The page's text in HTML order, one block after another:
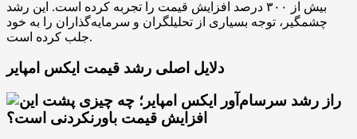
بیش از ۳۰۰ درصد افزایش قیمت را تجربه کرده است. این رشد
چشمگیر، توجه بسیاری از تحلیلگران و سرمایه‌گذاران را به خود
جلب کرده است.
دلایل اصلی رشد قیمت ایکس امپایر